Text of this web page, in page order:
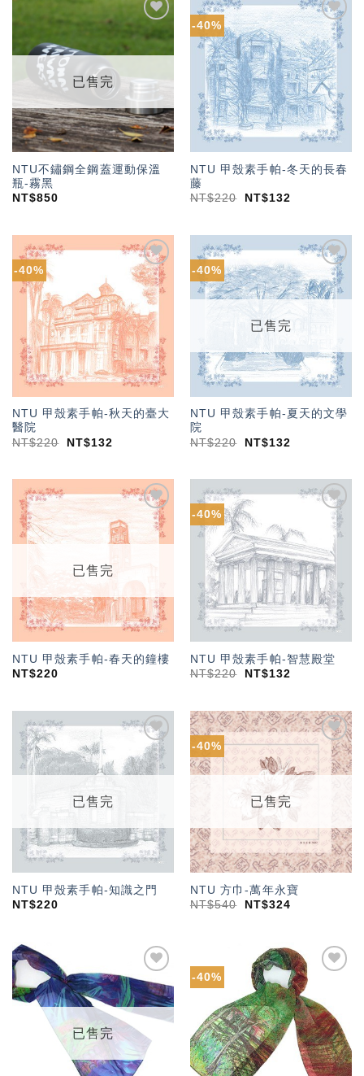
加入
「願
望輕
已售完
NTU不鏽鋼全鋼蓋運動保溫
瓶-霧黑
NT$850
-40%
加入
「願
望輕
單」
NTU 甲殼素手帕-冬天的長春
藤
NT$220 NT$132
-40%
加入
「願
望輕
單」
NTU 甲殼素手帕-秋天的臺大
醫院
NT$220 NT$132
-40%
加入
「願
望輕
已售完
NTU 甲殼素手帕-夏天的文學
院
NT$220 NT$132
加入
「願
望輕
已售完
NTU 甲殼素手帕-春天的鐘樓
NT$220
-40%
加入
「願
望輕
單」
NTU 甲殼素手帕-智慧殿堂
NT$220 NT$132
加入
「願
望輕
已售完
NTU 甲殼素手帕-知識之門
NT$220
-40%
加入
「願
望輕
已售完
NTU 方巾-萬年永寶
NT$540 NT$324
加入
「願
望輕
單」
已售完
-40%
望輕
單」